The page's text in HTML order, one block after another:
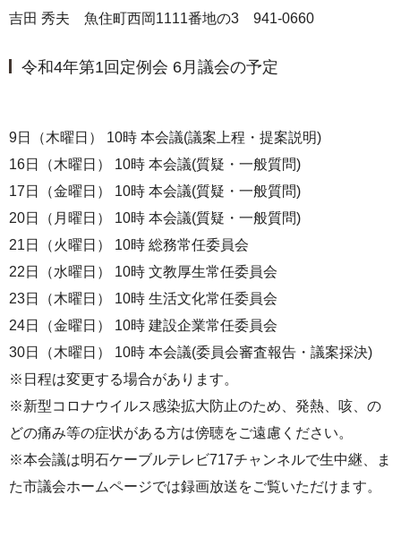
吉田 秀夫 魚住町西岡1111番地の3 941-0660
令和4年第1回定例会 6月議会の予定
9日（木曜日） 10時 本会議(議案上程・提案説明)
16日（木曜日） 10時 本会議(質疑・一般質問)
17日（金曜日） 10時 本会議(質疑・一般質問)
20日（月曜日） 10時 本会議(質疑・一般質問)
21日（火曜日） 10時 総務常任委員会
22日（水曜日） 10時 文教厚生常任委員会
23日（木曜日） 10時 生活文化常任委員会
24日（金曜日） 10時 建設企業常任委員会
30日（木曜日） 10時 本会議(委員会審査報告・議案採決)
※日程は変更する場合があります。
※新型コロナウイルス感染拡大防止のため、発熱、咳、の
どの痛み等の症状がある方は傍聴をご遠慮ください。
※本会議は明石ケーブルテレビ717チャンネルで生中継、ま
た市議会ホームページでは録画放送をご覧いただけます。